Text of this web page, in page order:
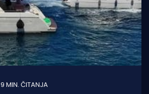
9 MIN. ČITANJA